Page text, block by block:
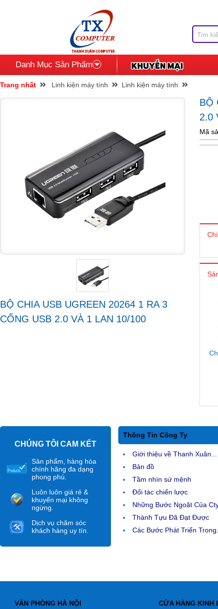
Danh Mục Sản Phẩm
Trang nhất Linh kiện máy tính Linh kiện máy tính
BỘ CHIA USB UGREEN 20264 1 RA 3
CỔNG USB 2.0 VÀ 1 LAN 10/100
BỘ
2.0
Mã
CHÚNG TÔI CAM KẾT
Sản phẩm, hàng hóa
chính hãng đa dạng
phong phú.
Luôn luôn giá rẻ &
khuyến mại không
ngừng.
Dịch vụ chăm sóc
khách hàng uy tín.
Thông Tin Công Ty
Giới thiệu về Thanh Xuân...
Bản đồ
Tầm nhìn sứ mệnh
Đối tác chiến lược
Những Bước Ngoặt Của
Thành Tựu Đã Đạt Được
Các Bước Phát Triển
VĂN PHÒNG HÀ NỘI
CỬA HÀNG KINH